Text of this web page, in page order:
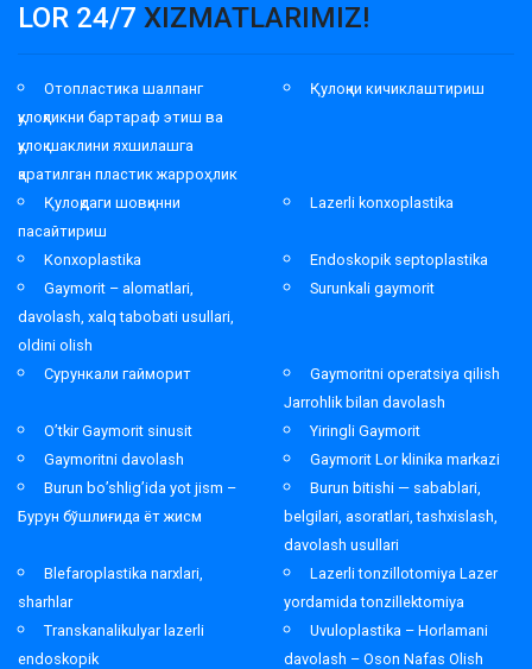
LOR 24/7 XIZMATLARIMIZ!
Отопластика шалпанг
қулоқликни бартараф этиш ва
қулоқ шаклини яхшилашга
қаратилган пластик жарроҳлик
Қулоқни кичиклаштириш
Қулоқдаги шовқинни
пасайтириш
Lazerli konxoplastika
Konxoplastika
Endoskopik septoplastika
Gaymorit – alomatlari,
davolash, xalq tabobati usullari,
oldini olish
Surunkali gaymorit
Сурункали гайморит
Gaymoritni operatsiya qilish
Jarrohlik bilan davolash
O’tkir Gaymorit sinusit
Yiringli Gaymorit
Gaymoritni davolash
Gaymorit Lor klinika markazi
Burun bo’shlig’ida yot jism –
Бурун бўшлиғида ёт жисм
Burun bitishi — sabablari,
belgilari, asoratlari, tashxislash,
davolash usullari
Blefaroplastika narxlari,
sharhlar
Lazerli tonzillotomiya Lazer
yordamida tonzillektomiya
Transkanalikulyar lazerli
endoskopik
Uvuloplastika – Horlamani
davolash – Oson Nafas Olish